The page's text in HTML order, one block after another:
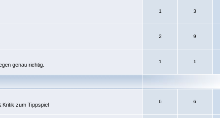
1 3
2 9
genau richtig.
1 1
Kritik zum Tippspiel
6 6